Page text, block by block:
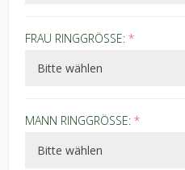
FRAU RINGGRÖSSE: *
MANN RINGGRÖSSE: *